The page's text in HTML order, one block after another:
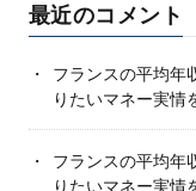
最近のコメント
フランスの平均年
りたいマネー実情
フランスの平均年
りたいマネー実情